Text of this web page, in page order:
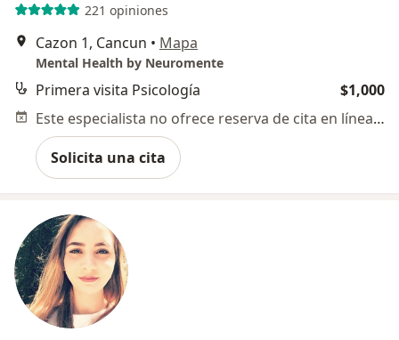
221 opiniones
Cazon 1, Cancun • Mapa
Mental Health by Neuromente
Primera visita Psicología
$1,000
Este especialista no ofrece reserva de cita en línea en esta dirección.
Solicita una cita